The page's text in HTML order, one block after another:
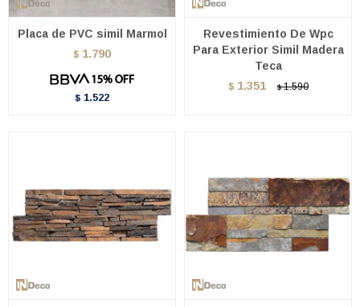
Placa de PVC simil Marmol
$ 1.790
$ 1.522
Revestimiento De Wpc
Para Exterior Simil Madera
Teca
$ 1.351 $ 1.590